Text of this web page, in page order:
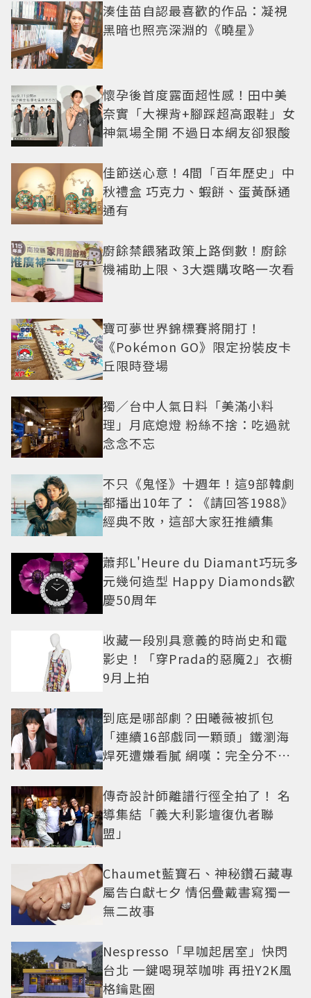
湊佳苗自認最喜歡的作品：凝視
黑暗也照亮深淵的《曉星》
懷孕後首度露面超性感！田中美
奈實「大裸背+腳踩超高跟鞋」女
神氣場全開 不過日本網友卻狠酸
佳節送心意！4間「百年歷史」中
秋禮盒 巧克力、蝦餅、蛋黃酥通
通有
廚餘禁餵豬政策上路倒數！廚餘
機補助上限、3大選購攻略一次看
寶可夢世界錦標賽將開打！
《Pokémon GO》限定扮裝皮卡
丘限時登場
獨／台中人氣日料「美滿小料
理」月底熄燈 粉絲不捨：吃過就
念念不忘
不只《鬼怪》十週年！這9部韓劇
都播出10年了：《請回答1988》
經典不敗，這部大家狂推續集
蕭邦L'Heure du Diamant巧玩多
元幾何造型 Happy Diamonds歡
慶50周年
收藏一段別具意義的時尚史和電
影史！「穿Prada的惡魔2」衣櫥
9月上拍
到底是哪部劇？田曦薇被抓包
「連續16部戲同一顆頭」鐵瀏海
焊死遭嫌看膩 網嘆：完全分不出
傳奇設計師離譜行徑全拍了！ 名
導集結「義大利影壇復仇者聯
盟」
Chaumet藍寶石、神秘鑽石藏專
屬告白獻七夕 情侶疊戴書寫獨一
無二故事
Nespresso「早咖起居室」快閃
台北 一鍵喝現萃咖啡 再扭Y2K風
格鑰匙圈